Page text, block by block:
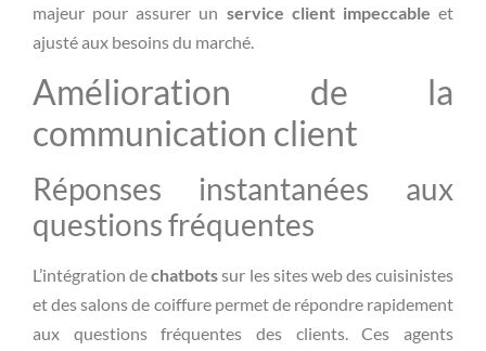
majeur pour assurer un service client impeccable et
ajusté aux besoins du marché.
Amélioration de la
communication client
Réponses instantanées aux
questions fréquentes
L’intégration dechatbotssur les sites web des cuisinistes
et des salons de coiffure permet de répondre rapidement
aux questions fréquentes des clients. Ces agents